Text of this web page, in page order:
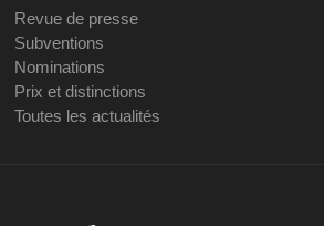
Revue de presse
Subventions
Nominations
Prix et distinctions
Toutes les actualités